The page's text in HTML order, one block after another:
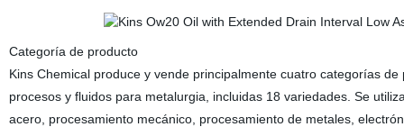
Categoría de producto
Kins Chemical produce y vende principalmente cuatro categorías
procesos y fluidos para metalurgia, incluidas 18 variedades. Se
acero, procesamiento mecánico, procesamiento de metales,